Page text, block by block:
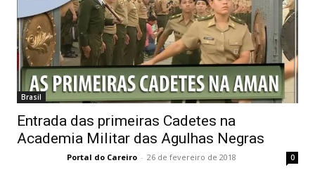
Brasil
Entrada das primeiras Cadetes na
Academia Militar das Agulhas Negras
Portal do Careiro - 26 de fevereiro de 2018 0